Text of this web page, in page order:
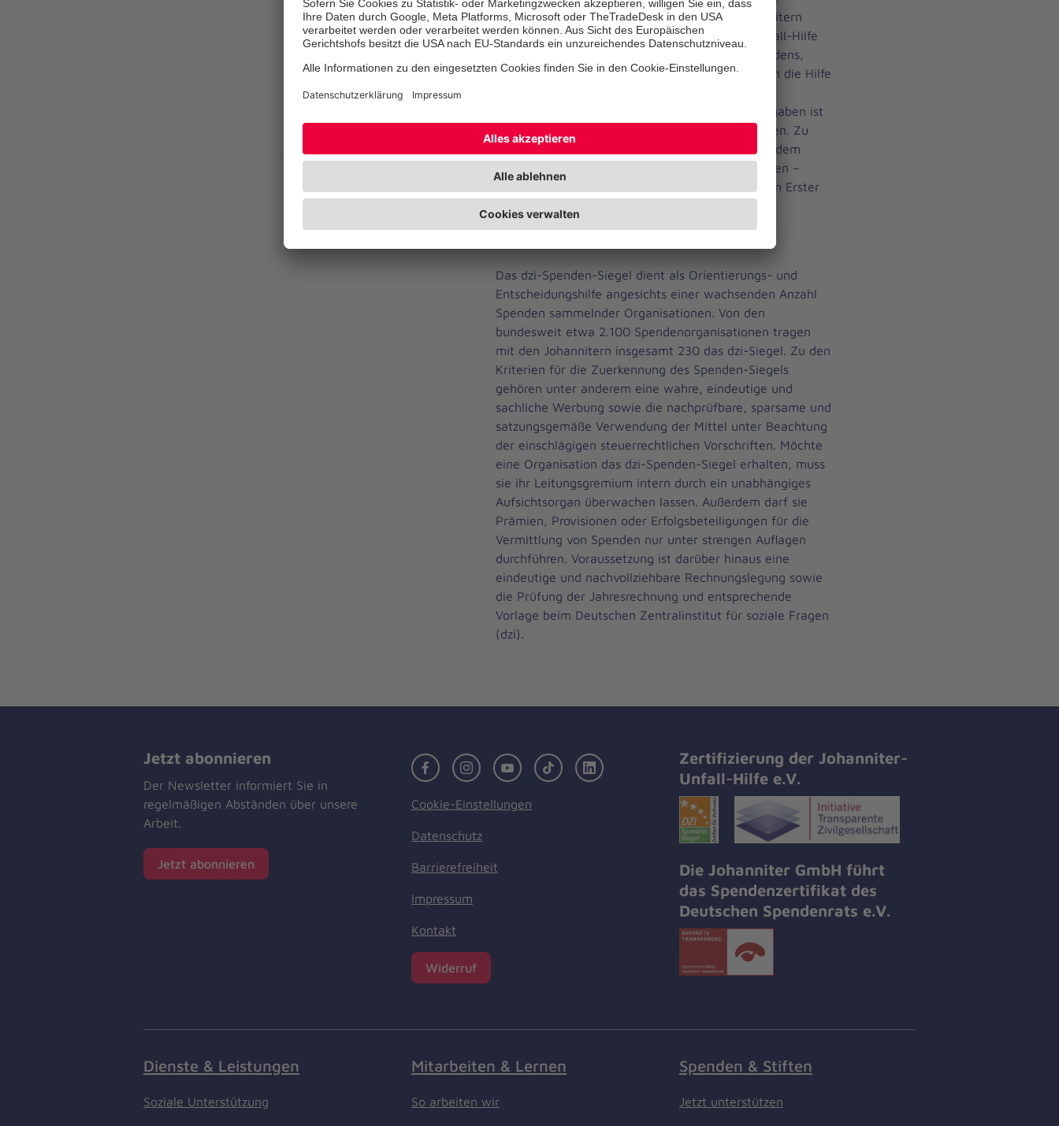
Spenden- und Mittelverwendung bei den Johannitern
einer regelmäßigen Prüfung. Die Johanniter-Unfall-Hilfe
e.V. ist ein Werk des evangelischen Johanniterordens,
dessen wichtigstes Anliegen seit über 900 Jahren die Hilfe
unterschiedlichsten sozialen und karitativen Aufgaben ist
der Verein auf Spenden von Förderern angewiesen. Zu
den Angeboten der Johanniter gehören – neben dem
Fahrdienst, Bevölkerungsschutz und Notrufdiensten –
Kindertageseinrichtungen sowie die Ausbildung in Erster
Das dzi-Spenden-Siegel dient als Orientierungs- und
Entscheidungshilfe angesichts einer wachsenden Anzahl
Spenden sammelnder Organisationen. Von den
bundesweit etwa 2.100 Spendenorganisationen tragen
mit den Johannitern insgesamt 230 das dzi-Siegel. Zu den
Kriterien für die Zuerkennung des Spenden-Siegels
gehören unter anderem eine wahre, eindeutige und
sachliche Werbung sowie die nachprüfbare, sparsame und
satzungsgemäße Verwendung der Mittel unter Beachtung
der einschlägigen steuerrechtlichen Vorschriften. Möchte
eine Organisation das dzi-Spenden-Siegel erhalten, muss
sie ihr Leitungsgremium intern durch ein unabhängiges
Aufsichtsorgan überwachen lassen. Außerdem darf sie
Prämien, Provisionen oder Erfolgsbeteiligungen für die
Vermittlung von Spenden nur unter strengen Auflagen
durchführen. Voraussetzung ist darüber hinaus eine
eindeutige und nachvollziehbare Rechnungslegung sowie
die Prüfung der Jahresrechnung und entsprechende
Vorlage beim Deutschen Zentralinstitut für soziale Fragen
(dzi).
Jetzt abonnieren
Der Newsletter informiert Sie in
regelmäßigen Abständen über unsere
Arbeit.
Jetzt abonnieren
FacebookInstagramYoutubeTikTok LinkedIn
Cookie-Einstellungen
Datenschutz
Barrierefreiheit
Impressum
Kontakt
Widerruf
Zertifizierung der Johanniter-
Unfall-Hilfe e.V.
Die Johanniter GmbH führt
das Spendenzertifikat des
Deutschen Spendenrats e.V.
Dienste & Leistungen
Soziale Unterstützung
Mitarbeiten & Lernen
So arbeiten wir
Spenden & Stiften
Jetzt unterstützen